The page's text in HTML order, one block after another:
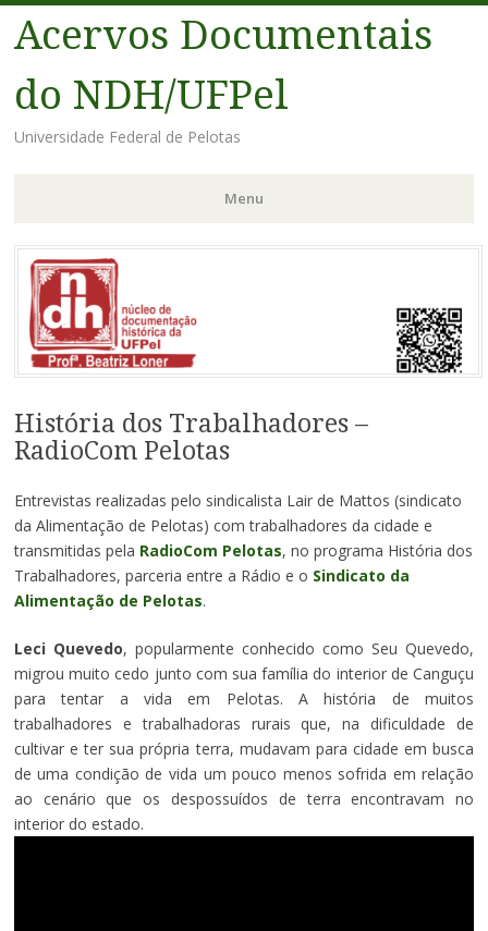
Acervos Documentais
do NDH/UFPel
Universidade Federal de Pelotas
Menu
Pular
para
conteúdo
História dos Trabalhadores –
RadioCom Pelotas
Entrevistas realizadas pelo sindicalista Lair de Mattos (sindicato
da Alimentação de Pelotas) com trabalhadores da cidade e
transmitidas pela RadioCom Pelotas, no programa História dos
Trabalhadores, parceria entre a Rádio e o Sindicato da
Alimentação de Pelotas.
Leci Quevedo, popularmente conhecido como Seu Quevedo,
migrou muito cedo junto com sua família do interior de Canguçu
para tentar a vida em Pelotas. A história de muitos
trabalhadores e trabalhadoras rurais que, na dificuldade de
cultivar e ter sua própria terra, mudavam para cidade em busca
de uma condição de vida um pouco menos sofrida em relação
ao cenário que os despossuídos de terra encontravam no
interior do estado.